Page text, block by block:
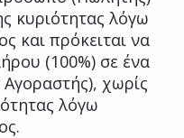
κυριότητας λόγω
και πρόκειται να
(100%) σε ένα
χωρίς
λόγω